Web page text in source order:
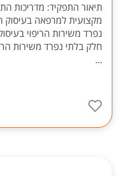
תיאור התפקיד: מדריכות
מקצועית למרפאה בעיסוק
נפרד משירות הריפוי
חלק בלתי נפרד משירות
...